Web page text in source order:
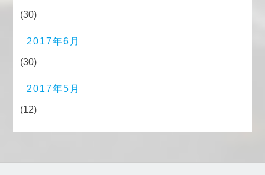
(30)
2017年6月
(30)
2017年5月
(12)